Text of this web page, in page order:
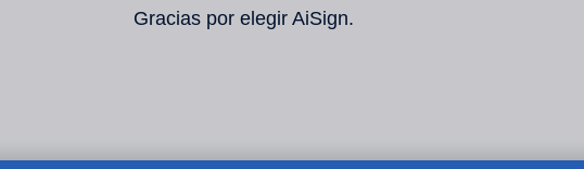
Gracias por elegir AiSign.